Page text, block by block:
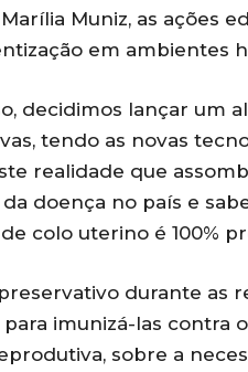
Muniz, as ações
em ambientes
decidimos lançar um
tendo as novas
realidade que
doença no país e
colo uterino é 100%
durante as
para imunizá-las contra
sobre a